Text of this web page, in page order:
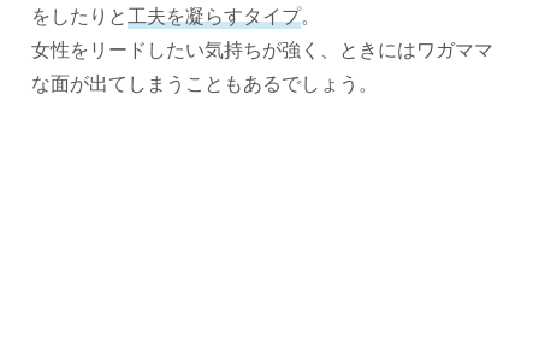
をしたりと工夫を凝らすタイプ。
女性をリードしたい気持ちが強く、ときにはワガママ
な面が出てしまうこともあるでしょう。